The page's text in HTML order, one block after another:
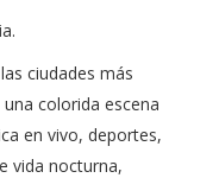
ciudades más
colorida escena
en vivo, deportes,
vida nocturna,